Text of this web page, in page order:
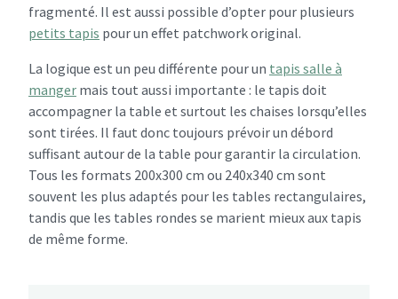
fragmenté. Il est aussi possible d’opter pour plusieurs
petits tapis pour un effet patchwork original.
La logique est un peu différente pour un tapis salle à
manger mais tout aussi importante : le tapis doit
accompagner la table et surtout les chaises lorsqu’elles
sont tirées. Il faut donc toujours prévoir un débord
suffisant autour de la table pour garantir la circulation.
Tous les formats 200x300 cm ou 240x340 cm sont
souvent les plus adaptés pour les tables rectangulaires,
tandis que les tables rondes se marient mieux aux tapis
de même forme.